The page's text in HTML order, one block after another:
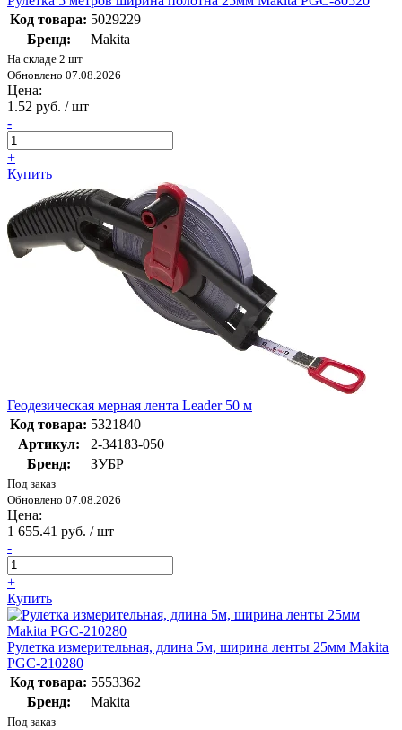
Код товара: 5029229
Бренд:
Makita
На складе 2 шт
Обновлено 07.08.2026
Цена:
1.52 руб. / шт
-
+
Купить
Геодезическая мерная лента Leader 50 м
Код товара: 5321840
Артикул:
2-34183-050
Бренд:
ЗУБР
Под заказ
Обновлено 07.08.2026
Цена:
1 655.41 руб. / шт
-
+
Купить
Рулетка измерительная, длина 5м, ширина ленты 25мм Makita
PGC-210280
Код товара: 5553362
Бренд:
Makita
Под заказ